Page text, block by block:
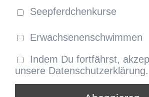
Seepferdchenkurse
Erwachsenenschwimmen
Indem Du fortfährst,
unsere Datenschutzerklärung.